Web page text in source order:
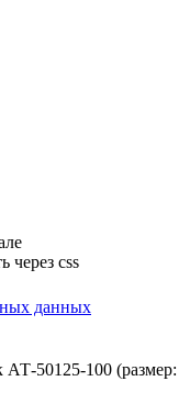
через css
данных
50125-100 (размер: